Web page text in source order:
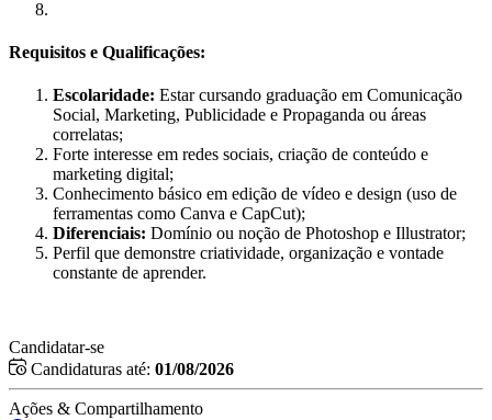
Requisitos e Qualificações:
Escolaridade: Estar cursando graduação em Comunicação
Social, Marketing, Publicidade e Propaganda ou áreas
correlatas;
Forte interesse em redes sociais, criação de conteúdo e
marketing digital;
Conhecimento básico em edição de vídeo e design (uso de
ferramentas como Canva e CapCut);
Diferenciais: Domínio ou noção de Photoshop e Illustrator;
Perfil que demonstre criatividade, organização e vontade
constante de aprender.
Candidatar-se
Candidaturas até: 01/08/2026
Ações & Compartilhamento